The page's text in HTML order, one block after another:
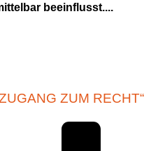
beeinflusst....
ZUM RECHT“